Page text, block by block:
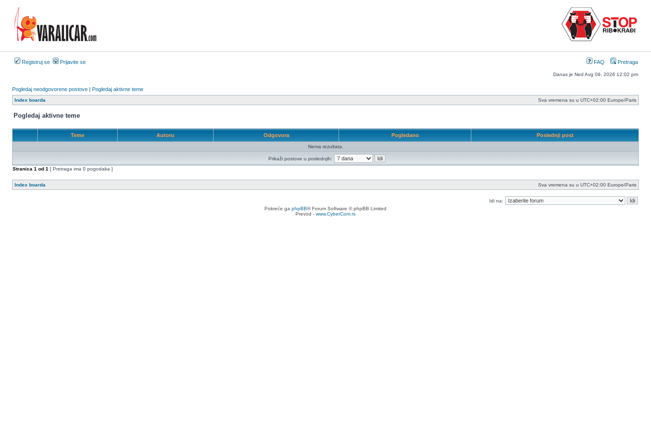
Registruj se Prijavite se FAQ Pretraga
Danas je Ned Avg 09, 2026 12:02 pm
Pogledaj neodgovorene postove | Pogledaj aktivne teme
Index boarda Sva vremena su u UTC+02:00 Europe/Paris
Pogledaj aktivne teme
Teme Autoru Odgovora Pogledano Poslednji post
Nema rezultata.
Prikaži postove u poslednjih:
Stranica 1 od 1 [ Pretraga ima 0 pogodaka ]
Index boarda Sva vremena su u UTC+02:00 Europe/Paris
Idi na:
Pokreće ga phpBB® Forum Software © phpBB Limited
Prevod - www.CyberCom.rs